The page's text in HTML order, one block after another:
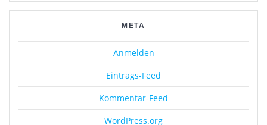
META
Anmelden
Eintrags-Feed
Kommentar-Feed
WordPress.org